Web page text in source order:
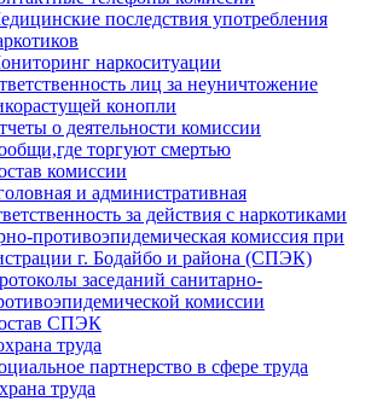
последствия употребления
наркоситуации
лиц за неуничтожение
конопли
о деятельности комиссии
торгуют смертью
комиссии
и административная
за действия с наркотиками
противоэпидемическая комиссия при
г. Бодайбо и района (СПЭК)
заседаний санитарно-
комиссии
СПЭК
труда
партнерство в сфере труда
труда